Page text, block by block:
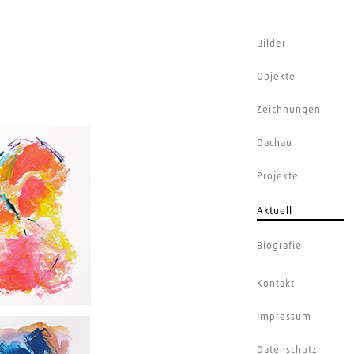
Bilder
Objekte
Zeichnungen
Dachau
Projekte
Aktuell
Biografie
Kontakt
Impressum
Datenschutz